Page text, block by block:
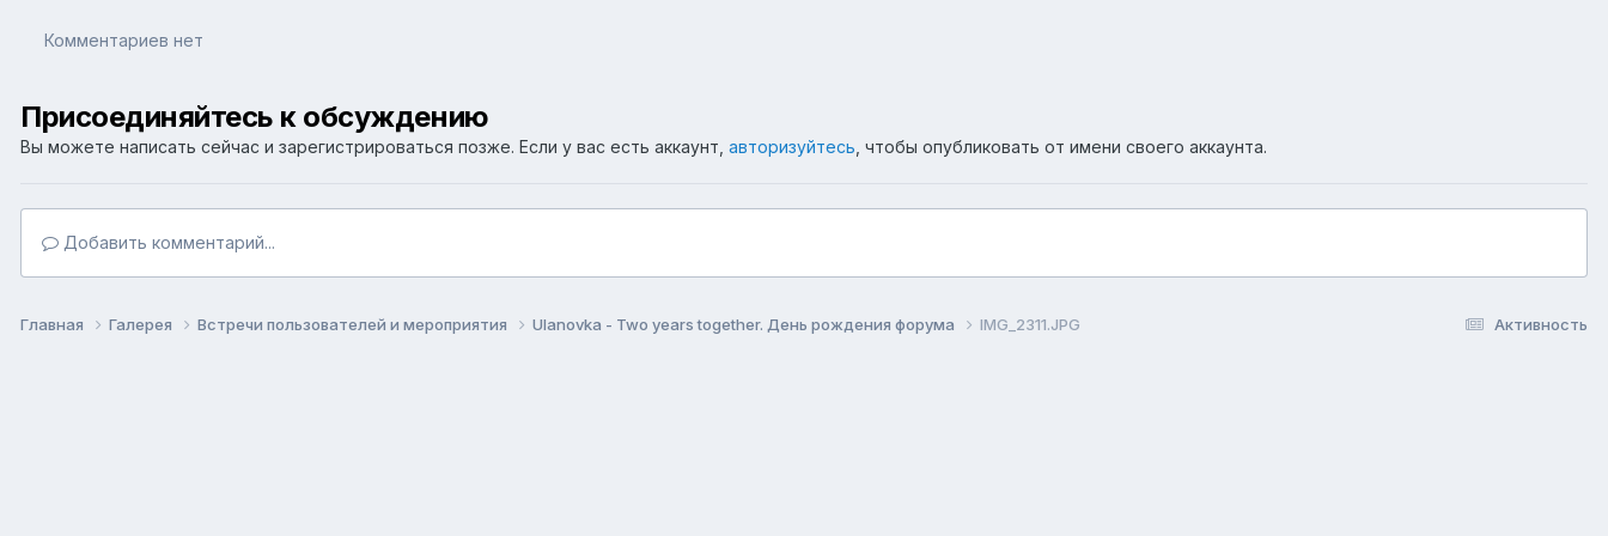
Комментариев нет
Присоединяйтесь к обсуждению
Вы можете написать сейчас и зарегистрироваться позже. Если у вас есть аккаунт, авторизуйтесь , чтобы опубликовать от имени своего аккаунта.
Добавить комментарий...
Активность
Главная Галерея Встречи пользователей и мероприятия Ulanovka - Two years together. День рождения форума IMG_2311.JPG